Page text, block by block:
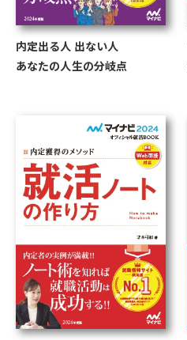
内定出る人 出ない人
あなたの人生の分岐点